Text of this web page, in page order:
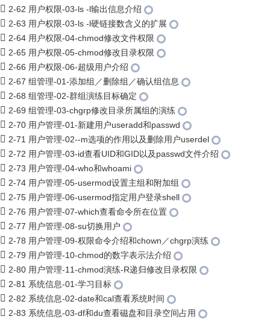
2-62 用户权限-03-ls -l输出信息介绍
2-63 用户权限-03-ls -l硬链接数含义的扩展
2-64 用户权限-04-chmod修改文件权限
2-65 用户权限-05-chmod修改目录权限
2-66 用户权限-06-超级用户介绍
2-67 组管理-01-添加组／删除组／确认组信息
2-68 组管理-02-群组演练目标确定
2-69 组管理-03-chgrp修改目录所属组的演练
2-70 用户管理-01-新建用户useradd和passwd
2-71 用户管理-02--m选项的作用以及删除用户userdel
2-72 用户管理-03-id查看UID和GID以及passwd文件介绍
2-73 用户管理-04-who和whoami
2-74 用户管理-05-usermod设置主组和附加组
2-75 用户管理-06-usermod指定用户登录shell
2-76 用户管理-07-which查看命令所在位置
2-77 用户管理-08-su切换用户
2-78 用户管理-09-权限命令介绍和chown／chgrp演练
2-79 用户管理-10-chmod的数字表示法介绍
2-80 用户管理-11-chmod演练-R递归修改目录权限
2-81 系统信息-01-学习目标
2-82 系统信息-02-date和cal查看系统时间
2-83 系统信息-03-df和du查看磁盘和目录空间占用